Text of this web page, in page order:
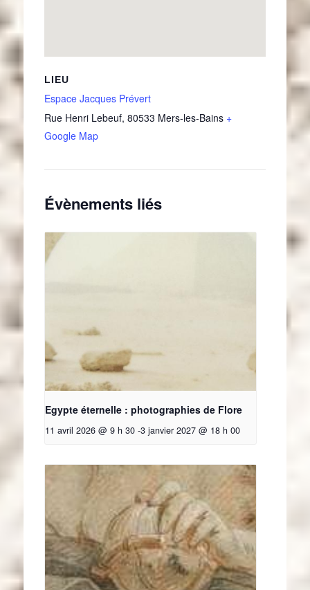
LIEU
Espace Jacques Prévert
Rue Henri Lebeuf, 80533 Mers-les-Bains +
Google Map
Évènements liés
Egypte éternelle : photographies de Flore
11 avril 2026 @ 9 h 30 -3 janvier 2027 @ 18 h 00